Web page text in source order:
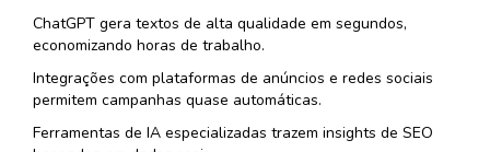
ChatGPT gera textos de alta qualidade em segundos,
economizando horas de trabalho.
Integrações com plataformas de anúncios e redes sociais
permitem campanhas quase automáticas.
Ferramentas de IA especializadas trazem insights de SEO